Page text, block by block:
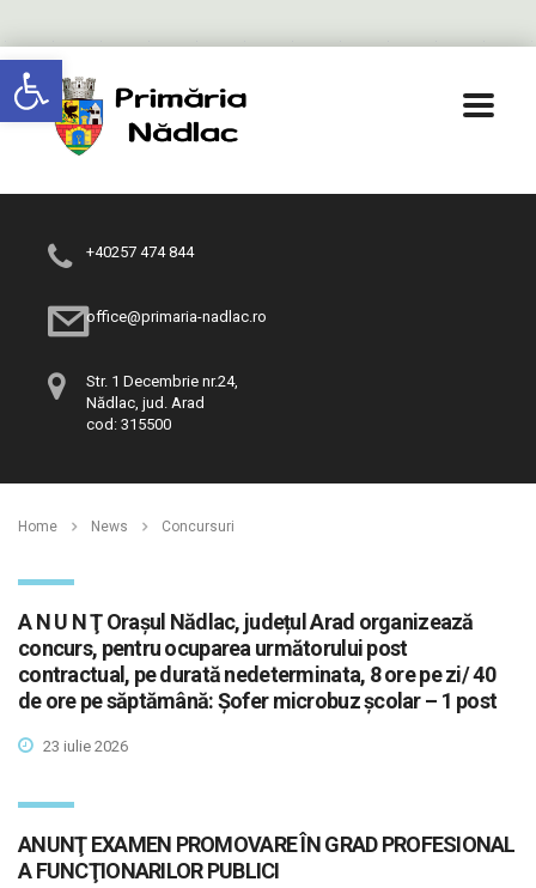
Deschide bara de unelte
+40257 474 844
office@primaria-nadlac.ro
Str. 1 Decembrie nr.24,
Nădlac, jud. Arad
cod: 315500
Home News Concursuri
A N U N Ţ Orașul Nădlac, județul Arad organizează
concurs, pentru ocuparea următorului post
contractual, pe durată nedeterminata, 8 ore pe zi/ 40
de ore pe săptămână: Șofer microbuz școlar – 1 post
23 iulie 2026
ANUNŢ EXAMEN PROMOVARE ÎN GRAD PROFESIONAL
A FUNCŢIONARILOR PUBLICI